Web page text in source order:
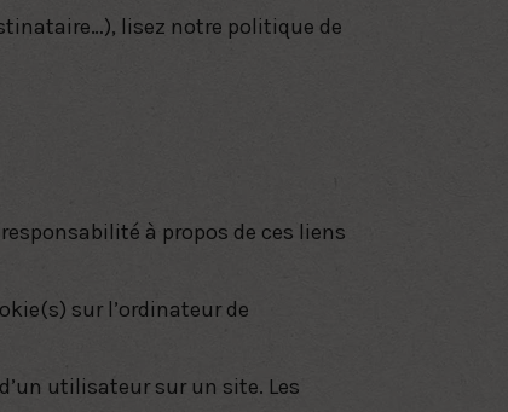
lisez notre politique de
à propos de ces liens
sur l’ordinateur de
utilisateur sur un site. Les